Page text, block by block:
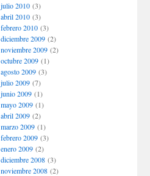
julio 2010(3)
abril 2010(3)
febrero 2010(3)
diciembre 2009(2)
noviembre 2009(2)
octubre 2009(1)
agosto 2009(3)
julio 2009(7)
junio 2009(1)
mayo 2009(1)
abril 2009(2)
marzo 2009(1)
febrero 2009(3)
enero 2009(2)
diciembre 2008(3)
noviembre 2008(2)